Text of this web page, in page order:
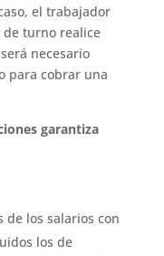
el trabajador
turno realice
necesario
para cobrar una
garantiza
de los salarios con
los de